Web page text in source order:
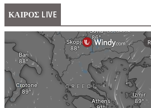
ΚΑΙΡΟΣ LIVE